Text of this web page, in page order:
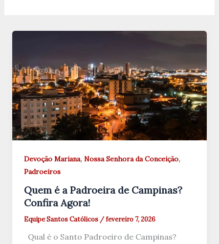
Devoção Mariana, Nossa Senhora da Conceição,
Padroeiros
Quem é a Padroeira de Campinas?
Confira Agora!
Equipe Santos Católicos /fevereiro 7, 2026
Qual é o Santo Padroeiro de Campinas?